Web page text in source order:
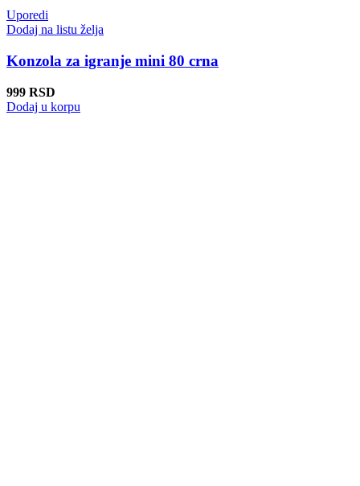
Uporedi
Dodaj na listu želja
Konzola za igranje mini 80 crna
999 RSD
Dodaj u korpu